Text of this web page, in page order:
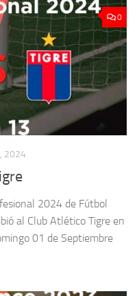
0
2024
2024 de Fútbol
al Club Atlético Tigre en
01 de Septiembre